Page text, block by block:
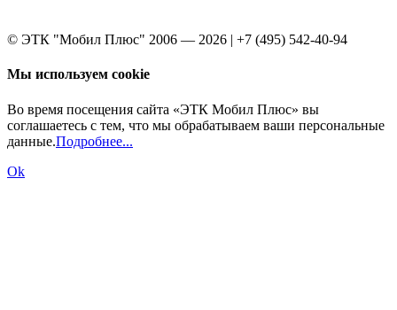
© ЭТК "Мобил Плюс" 2006 — 2026 | +7 (495) 542-40-94
Мы используем cookie
Во время посещения сайта «ЭТК Мобил Плюс» вы
соглашаетесь с тем, что мы обрабатываем ваши персональные
данные.Подробнее...
Ok